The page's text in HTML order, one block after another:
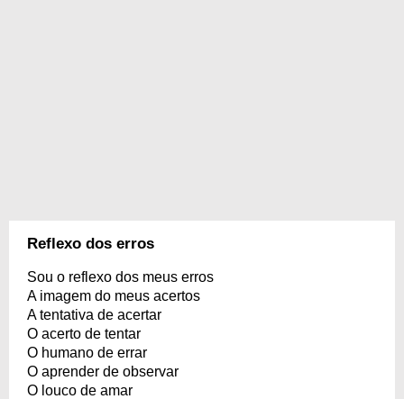
Reflexo dos erros
Sou o reflexo dos meus erros
A imagem do meus acertos
A tentativa de acertar
O acerto de tentar
O humano de errar
O aprender de observar
O louco de amar